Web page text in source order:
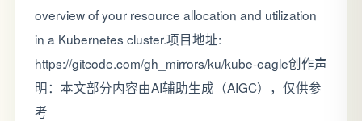
overview of your resource allocation and utilization
in a Kubernetes cluster.项目地址:
https://gitcode.com/gh_mirrors/ku/kube-eagle创作声
明：本文部分内容由AI辅助生成（AIGC），仅供参
考